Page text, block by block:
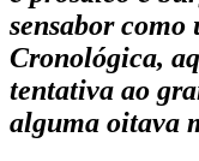
sensabor como
Cronológica,
tentativa ao
alguma oitava